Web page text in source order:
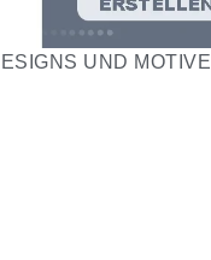
UND MOTIVE